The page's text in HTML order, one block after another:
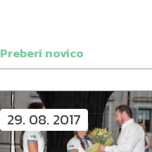
Preberi novico
29. 08. 2017